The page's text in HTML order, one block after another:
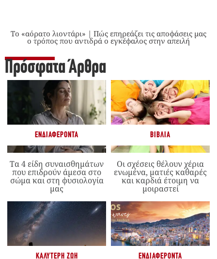
Το «αόρατο λιοντάρι» | Πώς επηρεάζει τις αποφάσεις μας
ο τρόπος που αντιδρά ο εγκέφαλος στην απειλή
Πρόσφατα Άρθρα
ΕΝΔΙΑΦΈΡΟΝΤΑ
Τα 4 είδη συναισθημάτων
που επιδρούν άμεσα στο
σώμα και στη φυσιολογία
μας
ΒΙΒΛΊΑ
Οι σχέσεις θέλουν χέρια
ενωμένα, ματιές καθαρές
και καρδιά έτοιμη να
μοιραστεί
ΚΑΛΎΤΕΡΗ ΖΩΉ ΕΝΔΙΑΦΈΡΟΝΤΑ